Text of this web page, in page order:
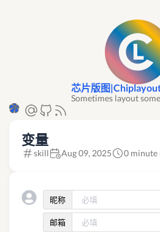
芯片版图
Sometimes layout
变量
skill Aug 09, 2025 0 minute
昵称
邮箱